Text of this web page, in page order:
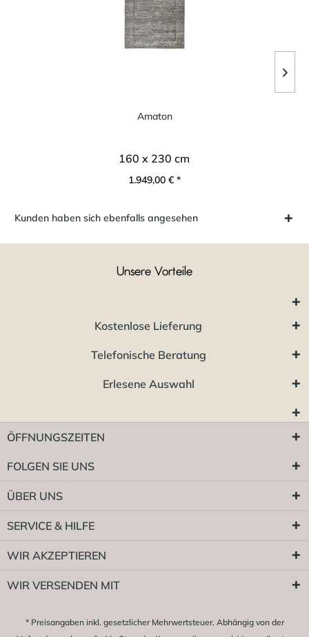
Amaton
160 x 230 cm
1.949,00 € *
Kunden haben sich ebenfalls angesehen
Unsere Vorteile
Kostenlose Lieferung
Telefonische Beratung
Erlesene Auswahl
ÖFFNUNGSZEITEN
FOLGEN SIE UNS
ÜBER UNS
SERVICE & HILFE
WIR AKZEPTIEREN
WIR VERSENDEN MIT
* Preisangaben inkl. gesetzlicher Mehrwertsteuer. Abhängig von der